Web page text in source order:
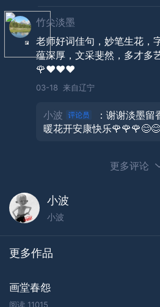
露凝香墨云笺默
更漏寂，眷
春阁秀帏帘影壁，空对月，
盼宵雨，洗
竹尖淡墨
老师好词佳句，妙笔生花，
蕴深厚，文采斐然，多才多
🌹❤️❤️❤️
03-18 来自辽宁
小波
：谢谢淡墨
暖花开安康快乐
更多评论
小波
小波
更多作品
画堂春怨
阅读 11015